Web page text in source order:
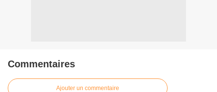
Commentaires
Ajouter un commentaire